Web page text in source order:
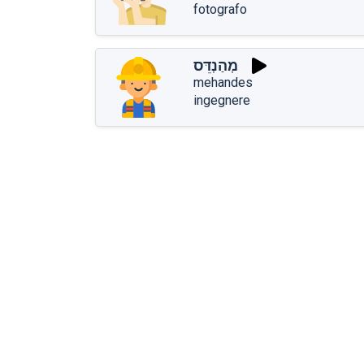
fotografo
מְהַנְדֵּס
mehandes
ingegnere